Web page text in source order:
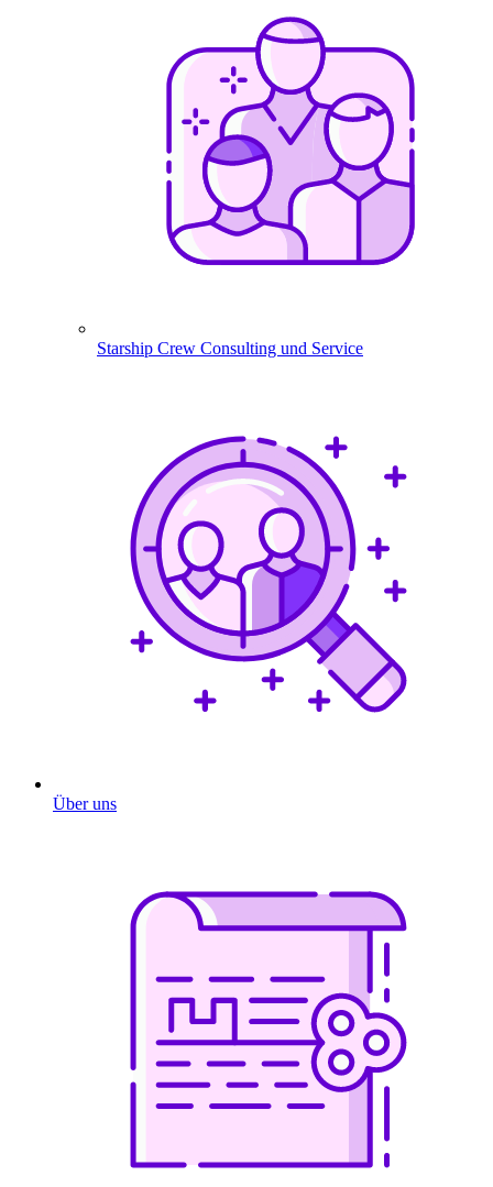
Starship Crew Consulting und Service
Über uns